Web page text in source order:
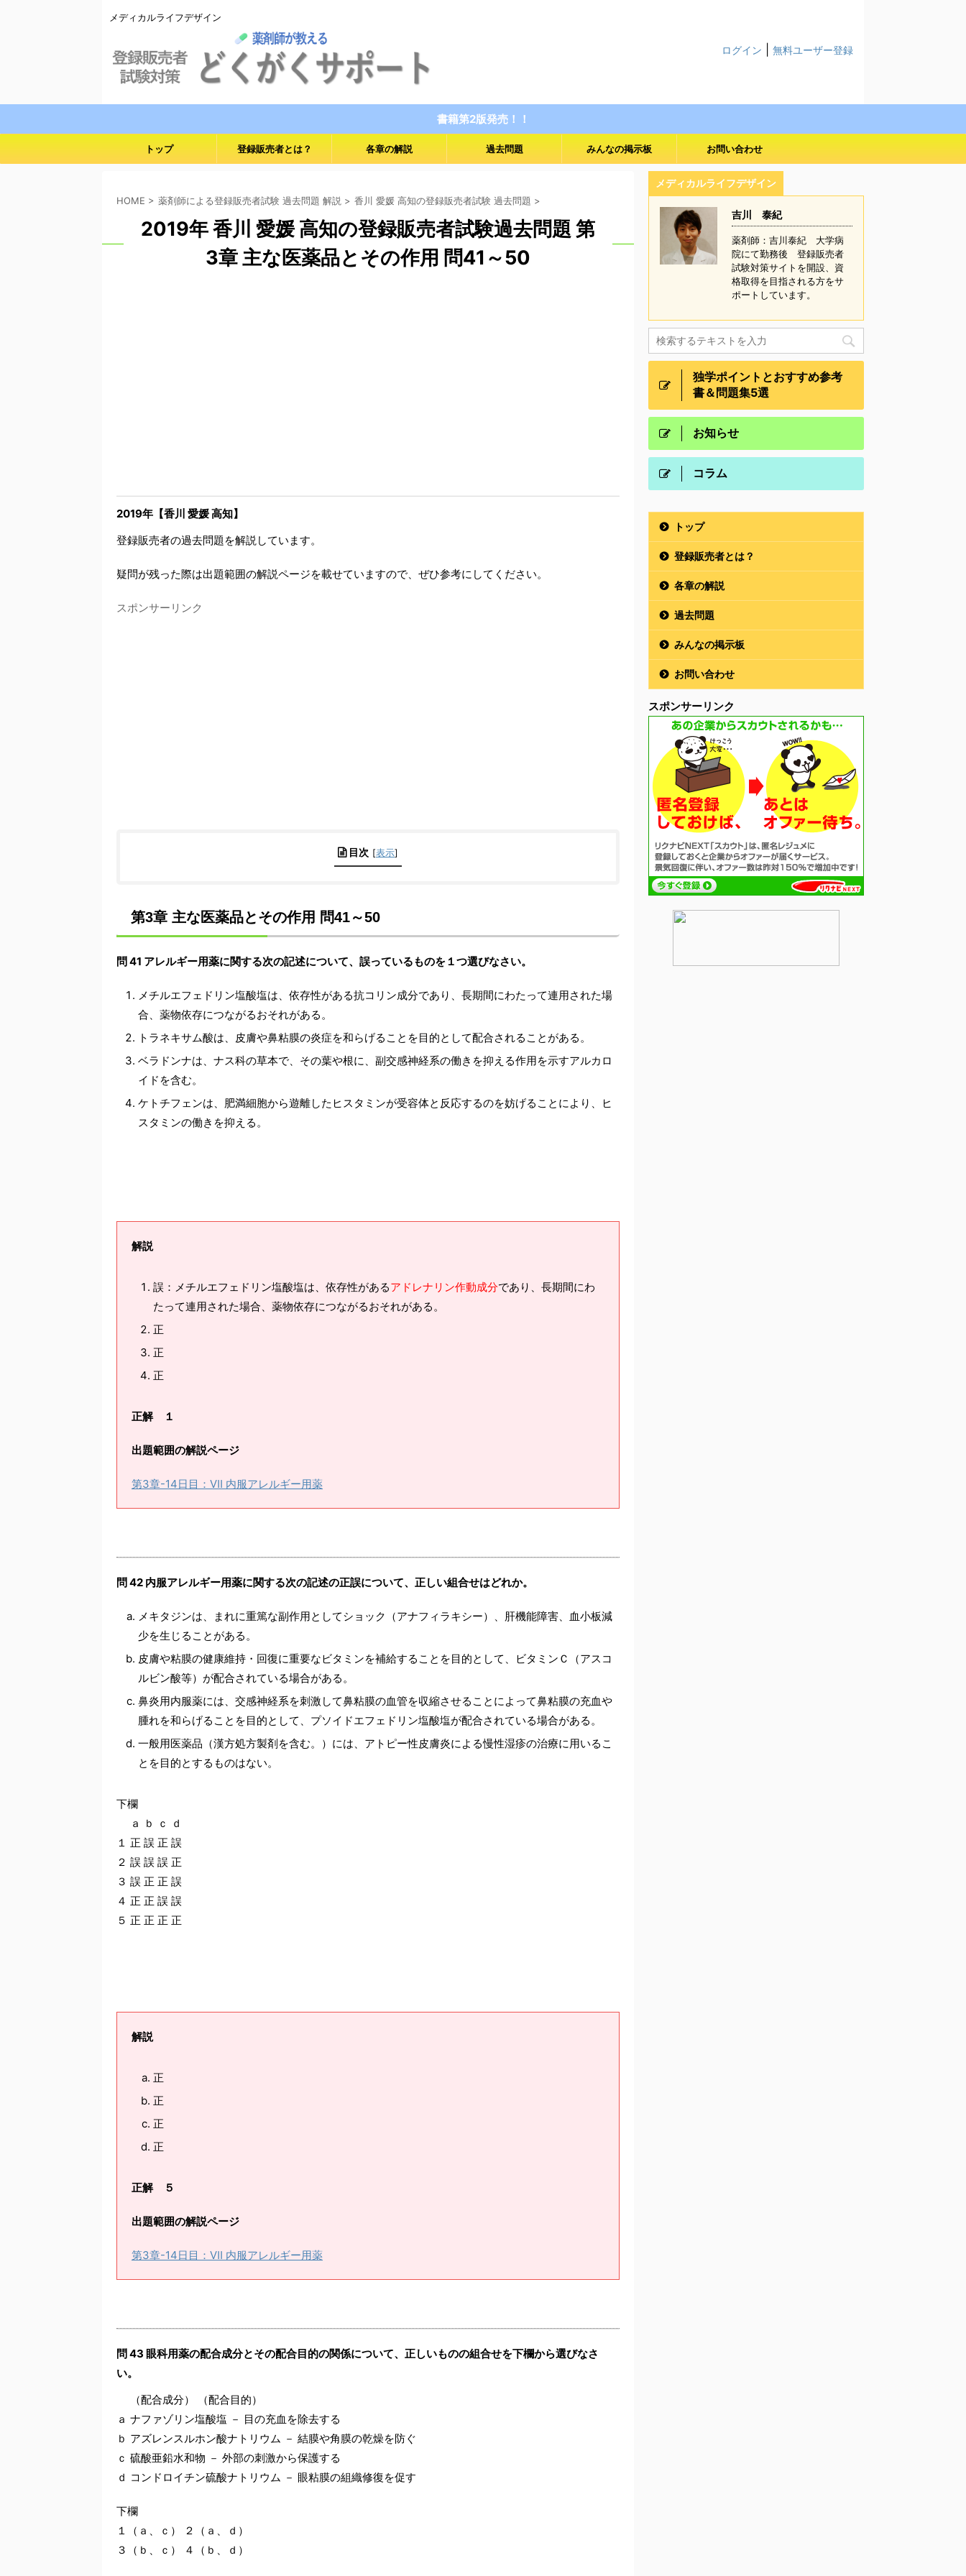
メディカルライフデザイン
ログイン 無料ユーザー登録
書籍第2版発売！！
トップ 登録販売者とは？ 各章の解説 過去問題 みんなの掲示板 お問い合わせ
HOME > 薬剤師による登録販売者試験 過去問題 解説 > 香川 愛媛 高知の登録販売者試験 過去問題 >
2019年 香川 愛媛 高知の登録販売者試験過去問題 第
3章 主な医薬品とその作用 問41～50
2019年【香川 愛媛 高知】
登録販売者の過去問題を解説しています。
疑問が残った際は出題範囲の解説ページを載せていますので、ぜひ参考にしてください。
スポンサーリンク
目次 [表示]
第3章 主な医薬品とその作用 問41～50
問 41 アレルギー用薬に関する次の記述について、誤っているものを１つ選びなさい。
メチルエフェドリン塩酸塩は、依存性がある抗コリン成分であり、長期間にわたって連用された場
合、薬物依存につながるおそれがある。
トラネキサム酸は、皮膚や鼻粘膜の炎症を和らげることを目的として配合されることがある。
ベラドンナは、ナス科の草本で、その葉や根に、副交感神経系の働きを抑える作用を示すアルカロ
イドを含む。
ケトチフェンは、肥満細胞から遊離したヒスタミンが受容体と反応するのを妨げることにより、ヒ
スタミンの働きを抑える。
解説
誤：メチルエフェドリン塩酸塩は、依存性があるアドレナリン作動成分であり、長期間にわ
たって連用された場合、薬物依存につながるおそれがある。
正
正
正
正解 １
出題範囲の解説ページ
第3章-14日目：Ⅶ 内服アレルギー用薬
問 42 内服アレルギー用薬に関する次の記述の正誤について、正しい組合せはどれか。
メキタジンは、まれに重篤な副作用としてショック（アナフィラキシー）、肝機能障害、血小板減
少を生じることがある。
皮膚や粘膜の健康維持・回復に重要なビタミンを補給することを目的として、ビタミンＣ（アスコ
ルビン酸等）が配合されている場合がある。
鼻炎用内服薬には、交感神経系を刺激して鼻粘膜の血管を収縮させることによって鼻粘膜の充血や
腫れを和らげることを目的として、プソイドエフェドリン塩酸塩が配合されている場合がある。
一般用医薬品（漢方処方製剤を含む。）には、アトピー性皮膚炎による慢性湿疹の治療に用いるこ
とを目的とするものはない。
下欄
ａ ｂ ｃ ｄ
１ 正 誤 正 誤
２ 誤 誤 誤 正
３ 誤 正 正 誤
４ 正 正 誤 誤
５ 正 正 正 正
解説
正
正
正
正
正解 ５
出題範囲の解説ページ
第3章-14日目：Ⅶ 内服アレルギー用薬
問 43 眼科用薬の配合成分とその配合目的の関係について、正しいものの組合せを下欄から選びなさ
い。
（配合成分） （配合目的）
ａ ナファゾリン塩酸塩 － 目の充血を除去する
ｂ アズレンスルホン酸ナトリウム － 結膜や角膜の乾燥を防ぐ
ｃ 硫酸亜鉛水和物 － 外部の刺激から保護する
ｄ コンドロイチン硫酸ナトリウム － 眼粘膜の組織修復を促す
下欄
１（ａ、ｃ） ２（ａ、ｄ）
３（ｂ、ｃ） ４（ｂ、ｄ）
メディカルライフデザイン
吉川 泰紀
薬剤師：吉川泰紀 大学病
院にて勤務後 登録販売者
試験対策サイトを開設、資
格取得を目指される方をサ
ポートしています。
独学ポイントとおすすめ参考
書＆問題集5選
お知らせ
コラム
トップ
登録販売者とは？
各章の解説
過去問題
みんなの掲示板
お問い合わせ
スポンサーリンク